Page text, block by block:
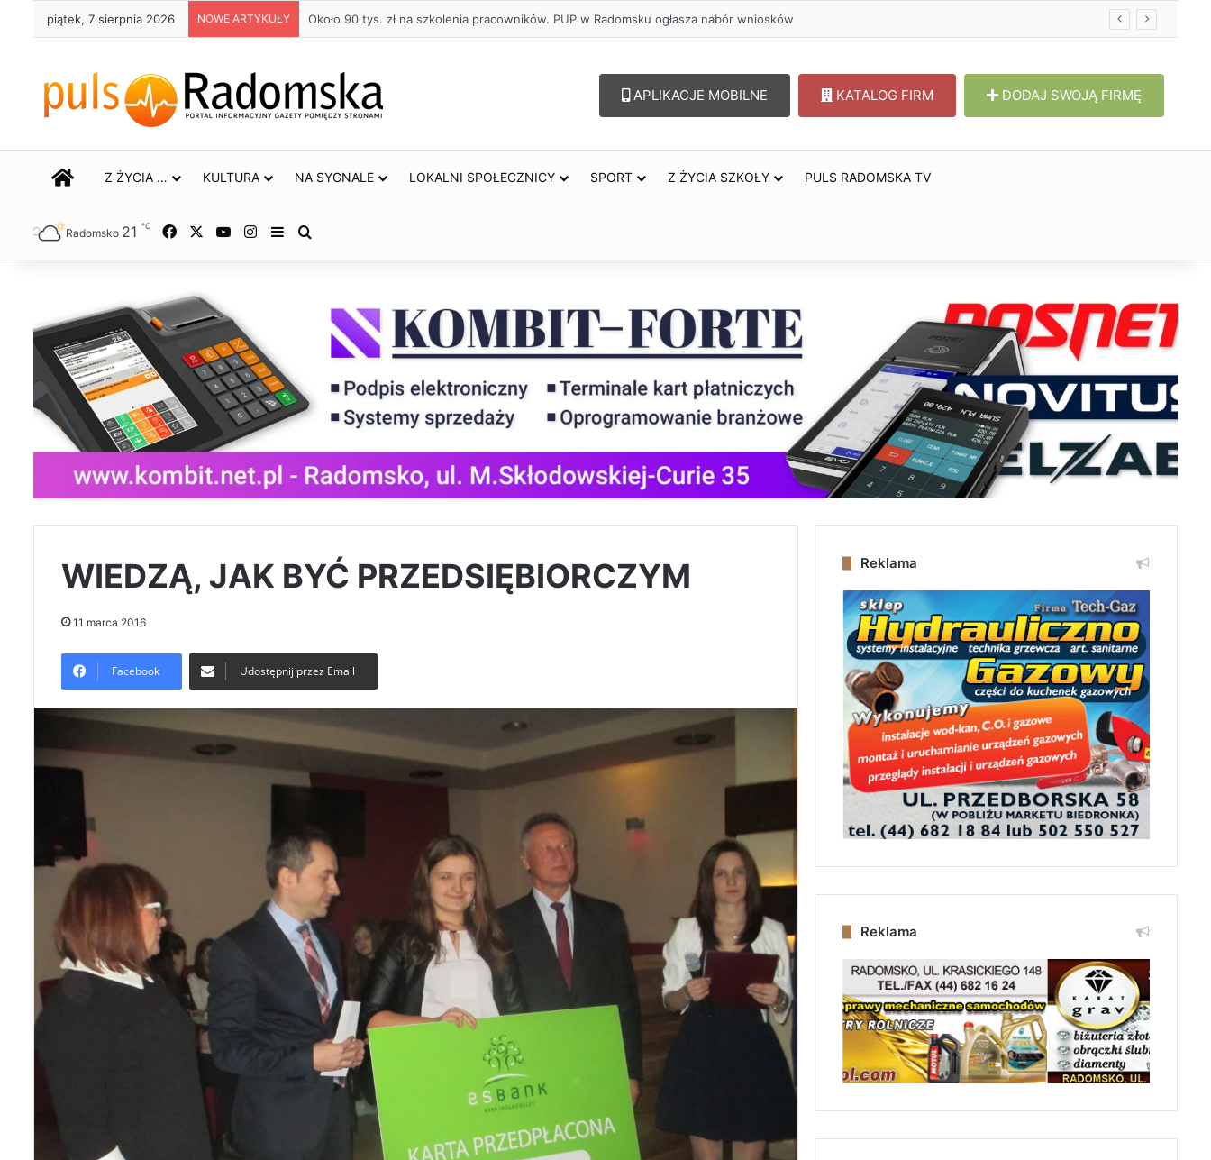
piątek, 7 sierpnia 2026 NOWE ARTYKUŁY Życie bez alkoholu – lepszy wybór. Radomsko włącza się w Miesiąc Trzeźwości
APLIKACJE MOBILNE KATALOG FIRM DODAJ SWOJĄ FIRMĘ
STRONA GŁÓWNA
Z ŻYCIA … KULTURA NA SYGNALE LOKALNI SPOŁECZNICY SPORT Z ŻYCIA SZKOŁY PULS RADOMSKA TV
Radomsko 21 ℃ Facebook YouTubeInstagram
Sidebar
WIEDZĄ, JAK BYĆ PRZEDSIĘBIORCZYM
11 marca 2016
Facebook Udostępnij przez Email
Reklama
Reklama